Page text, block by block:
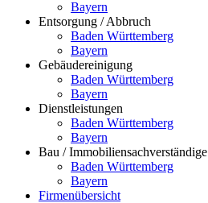
Bayern
Entsorgung / Abbruch
Baden Württemberg
Bayern
Gebäudereinigung
Baden Württemberg
Bayern
Dienstleistungen
Baden Württemberg
Bayern
Bau / Immobiliensachverständige
Baden Württemberg
Bayern
Firmenübersicht